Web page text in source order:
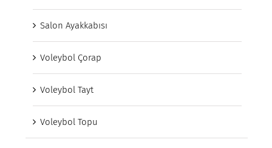
Salon Ayakkabısı
Voleybol Çorap
Voleybol Tayt
Voleybol Topu